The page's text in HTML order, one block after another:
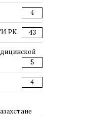
4
РК 43
5
4